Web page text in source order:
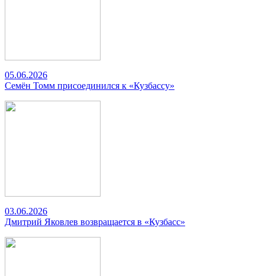
05.06.2026
Семён Томм присоединился к «Кузбассу»
03.06.2026
Дмитрий Яковлев возвращается в «Кузбасс»